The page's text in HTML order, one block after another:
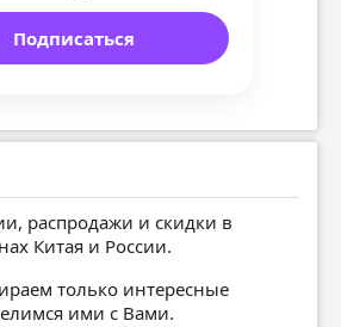
Подписаться
распродажи и скидки в
Китая и России.
только интересные
ими с Вами.